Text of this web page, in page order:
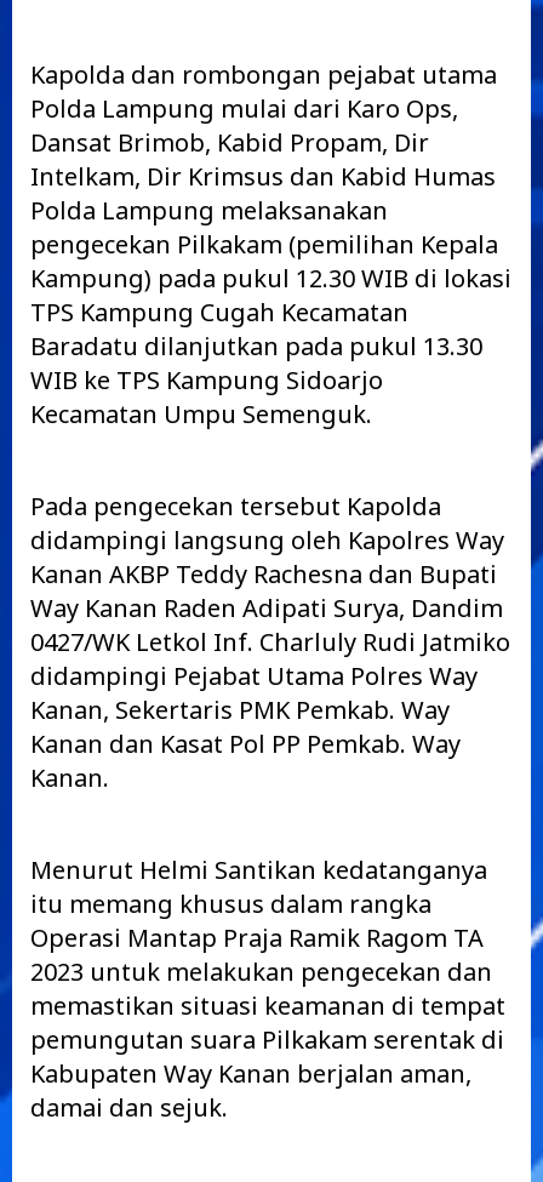
Kapolda dan rombongan pejabat utama
Polda Lampung mulai dari Karo Ops,
Dansat Brimob, Kabid Propam, Dir
Intelkam, Dir Krimsus dan Kabid Humas
Polda Lampung melaksanakan
pengecekan Pilkakam (pemilihan Kepala
Kampung) pada pukul 12.30 WIB di lokasi
TPS Kampung Cugah Kecamatan
Baradatu dilanjutkan pada pukul 13.30
WIB ke TPS Kampung Sidoarjo
Kecamatan Umpu Semenguk.
Pada pengecekan tersebut Kapolda
didampingi langsung oleh Kapolres Way
Kanan AKBP Teddy Rachesna dan Bupati
Way Kanan Raden Adipati Surya, Dandim
0427/WK Letkol Inf. Charluly Rudi Jatmiko
didampingi Pejabat Utama Polres Way
Kanan, Sekertaris PMK Pemkab. Way
Kanan dan Kasat Pol PP Pemkab. Way
Kanan.
Menurut Helmi Santikan kedatanganya
itu memang khusus dalam rangka
Operasi Mantap Praja Ramik Ragom TA
2023 untuk melakukan pengecekan dan
memastikan situasi keamanan di tempat
pemungutan suara Pilkakam serentak di
Kabupaten Way Kanan berjalan aman,
damai dan sejuk.